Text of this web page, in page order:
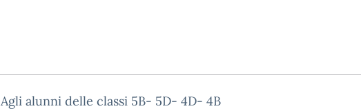
Agli alunni delle classi 5B- 5D- 4D- 4B